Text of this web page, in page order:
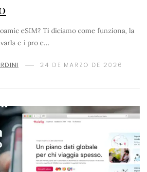
eSIM? Ti diciamo come funziona, la
e i pro e…
24 DE MARZO DE 2026